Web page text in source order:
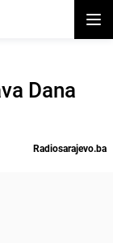
Dana
Radiosarajevo.ba